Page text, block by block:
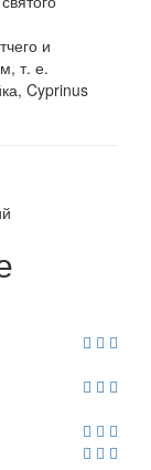
и
т. е.
Cyprinus